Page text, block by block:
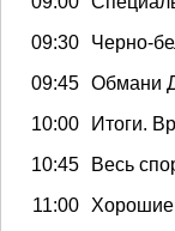
09:30
Черно-
09:45 Обмани
10:00
Итоги.
10:45
Весь
11:00
Хорошие